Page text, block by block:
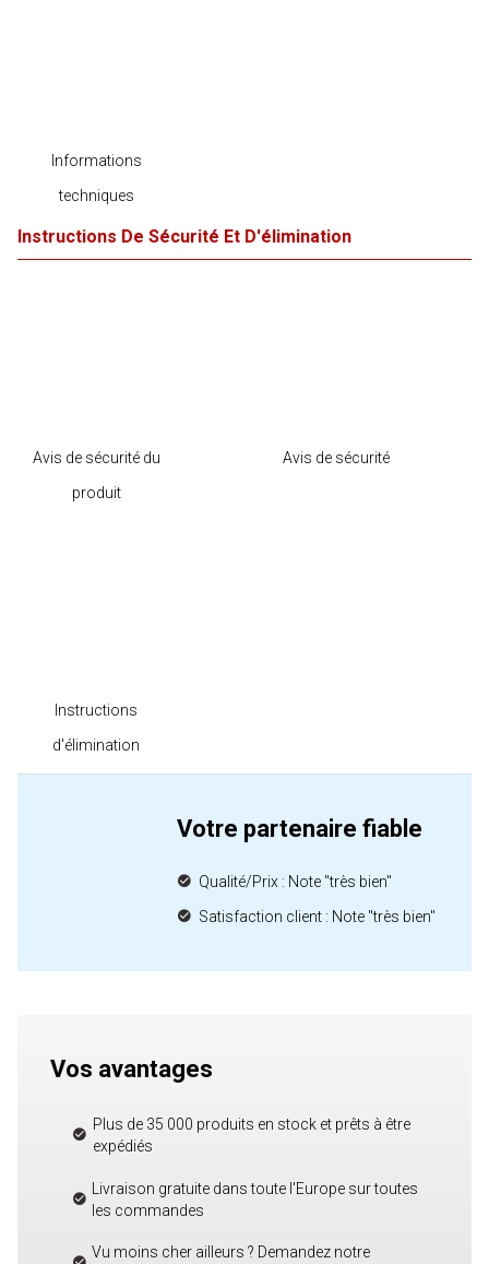
Informations
techniques
Instructions De Sécurité Et D'élimination
Avis de sécurité du
produit
Avis de sécurité
Instructions
d'élimination
Votre partenaire fiable
Qualité/Prix : Note "très bien"
Satisfaction client : Note "très bien"
Vos avantages
Plus de 35 000 produits en stock et prêts à être
expédiés
Livraison gratuite dans toute l'Europe sur toutes
les commandes
Vu moins cher ailleurs ? Demandez notre